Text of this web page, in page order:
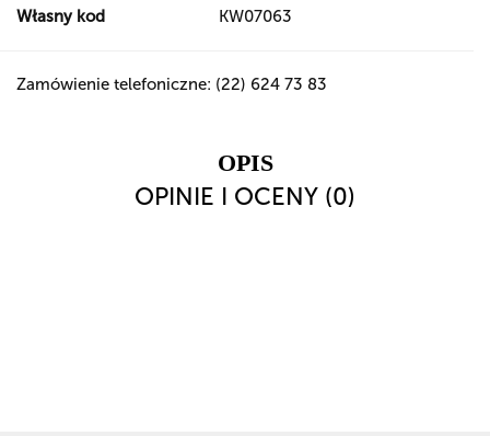
Własny kod KW07063
Zamówienie telefoniczne: (22) 624 73 83
OPIS
OPINIE I OCENY (0)